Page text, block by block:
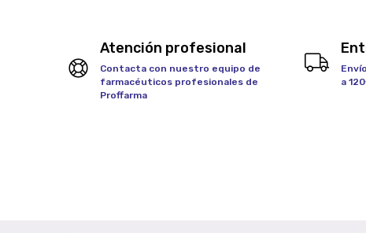
Atención profesional
Contacta con nuestro equipo de
farmacéuticos profesionales de
Proffarma
a